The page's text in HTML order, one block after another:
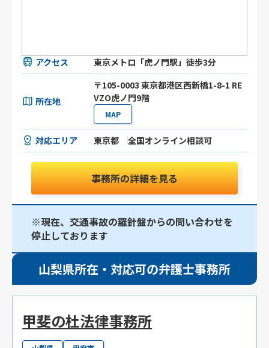
アクセス 東京メトロ「虎ノ門駅」徒歩3分
所在地
〒105-0003 東京都港区⻄新橋1-8-1 RE
VZO虎ノ門9階
MAP
対応エリア 東京都 全国オンライン相談可
事務所の詳細を見る
※現在、交通事故の羅針盤からの問い合わせを
停止しております
山梨県所在・対応可の弁護士事務所
甲斐の杜法律事務所